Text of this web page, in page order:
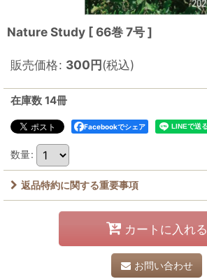
Nature Study [ 66巻 7号 ]
販売価格: 300円(税込)
在庫数 14冊
Facebookでシェア
数量:
返品特約に関する重要事項
カートに入れる
お問い合わせ